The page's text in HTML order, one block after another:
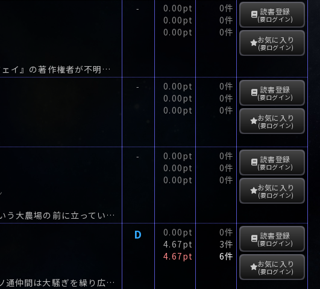
「この曲の作者は?」新譜制作中の盲目シンガー由井敬一は、収録曲『フェイ』の著作権者が不明であることを知り、調査を開始した。やがて、かつて『フェイ』に関わった者が次々に不審の死を遂げ...
-
0.00pt
0.00pt
0.00pt
0件
0件
0件
読書登録
(要ログイン)
お気に入り
(要ログイン)
-
0.00pt
0.00pt
0.00pt
0件
0件
0件
読書登録
(要ログイン)
お気に入り
(要ログイン)
ミシシッピ州エイムズ。ラッシュは今、この地にあるアッシュランドという大農場の前に立っていた。
-
0.00pt
0.00pt
0.00pt
0件
0件
0件
読書登録
(要ログイン)
お気に入り
(要ログイン)
パソコン通信が生んだバーチャル・アイドル〈姫〉。その正体を巡りパソ通仲間は大騒ぎを繰り広げている。
D
0.00pt
4.67pt
4.67pt
0件
3件
6件
読書登録
(要ログイン)
お気に入り
(要ログイン)